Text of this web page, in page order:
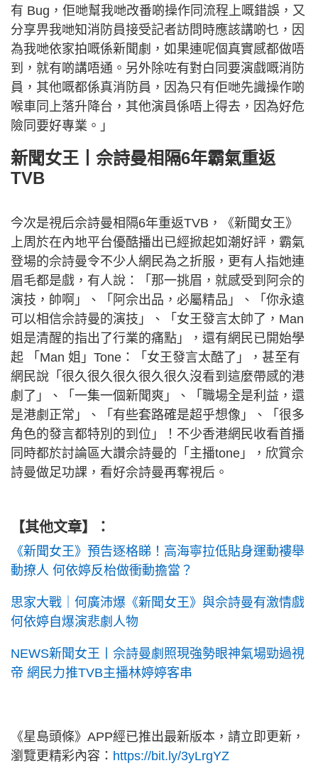
有 Bug，佢哋幫我哋改番啲操作同流程上嘅錯誤，又
分享畀我哋知消防員接受記者訪問時應該講啲乜，因
為我哋依家拍嘅係新聞劇，如果連呢個真實感都做唔
到，就有啲講唔通。另外除咗有對白同要演戲嘅消防
員，其他嘅都係真消防員，因為只有佢哋先識操作啲
喉車同上落升降台，其他演員係唔上得去，因為好危
險同要好專業。」
新聞女王丨 佘詩曼相隔6年霸氣重返
TVB
今次是視后佘詩曼相隔6年重返TVB，《新聞女王》
上周於在內地平台優酷播出已經掀起如潮好評，霸氣
登場的佘詩曼令不少人網民為之折服，更有人指她連
眉毛都是戲，有人說：「那一挑眉，就感受到阿佘的
演技，帥啊」、「阿佘出品，必屬精品」、「你永遠
可以相信佘詩曼的演技」、「女王發言太帥了，Man
姐是清醒的指出了行業的痛點」，還有網民已開始學
起 「Man 姐」Tone：「女王發言太酷了」，甚至有
網民說「很久很久很久很久很久沒看到這麼帶感的港
劇了」、「一集一個新聞爽」、「職場全是利益，還
是港劇正常」、「有些套路確是超乎想像」、「很多
角色的發言都特別的到位」！不少香港網民收看首播
同時都於討論區大讚佘詩曼的「主播tone」，欣賞佘
詩曼做足功課，看好佘詩曼再奪視后。
【其他文章】：
《新聞女王》預告逐格睇！高海寧拉低貼身運動褸舉
動撩人 何依婷反枱做衝動擔當？
思家大戰｜何廣沛爆《新聞女王》與佘詩曼有激情戲
何依婷自爆演悲劇人物
NEWS新聞女王丨佘詩曼劇照現強勢眼神氣場勁過視
帝 網民力推TVB主播林婷婷客串
《星島頭條》APP經已推出最新版本，請立即更新，
瀏覽更精彩內容： https://bit.ly/3yLrgYZ